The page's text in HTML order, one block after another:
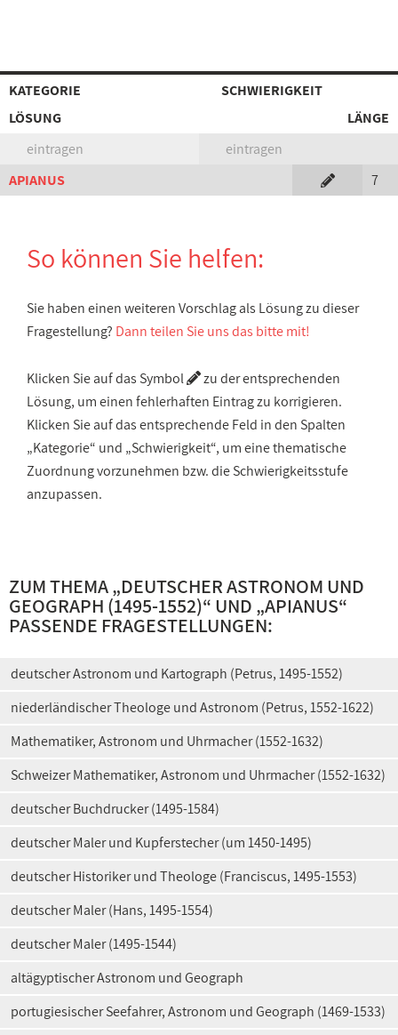
KATEGORIE
SCHWIERIGKEIT
LÖSUNG
LÄNGE
eintragen
eintragen
APIANUS
7
So können Sie helfen:
Sie haben einen weiteren Vorschlag als Lösung zu dieser
Fragestellung? Dann teilen Sie uns das bitte mit!
Klicken Sie auf das Symbol
zu der entsprechenden
Lösung, um einen fehlerhaften Eintrag zu korrigieren.
Klicken Sie auf das entsprechende Feld in den Spalten
„Kategorie“ und „Schwierigkeit“, um eine thematische
Zuordnung vorzunehmen bzw. die Schwierigkeitsstufe
anzupassen.
ZUM THEMA „DEUTSCHER ASTRONOM UND
GEOGRAPH (1495-1552)“ UND „APIANUS“
PASSENDE FRAGESTELLUNGEN:
deutscher Astronom und Kartograph (Petrus, 1495-1552)
niederländischer Theologe und Astronom (Petrus, 1552-1622)
Mathematiker, Astronom und Uhrmacher (1552-1632)
Schweizer Mathematiker, Astronom und Uhrmacher (1552-1632)
deutscher Buchdrucker (1495-1584)
deutscher Maler und Kupferstecher (um 1450-1495)
deutscher Historiker und Theologe (Franciscus, 1495-1553)
deutscher Maler (Hans, 1495-1554)
deutscher Maler (1495-1544)
altägyptischer Astronom und Geograph
portugiesischer Seefahrer, Astronom und Geograph (1469-1533)